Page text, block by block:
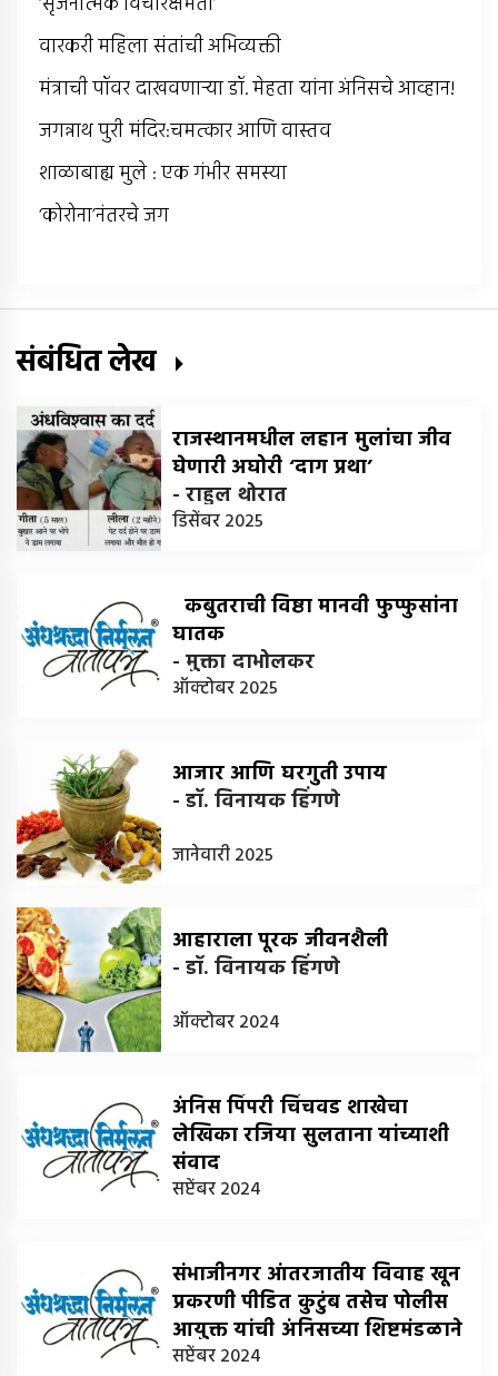
वारकरी महिला संतांची अभिव्यक्ती
मंत्राची पॉवर दाखवणार्‍या डॉ. मेहता यांना अंनिसचे आव्हान!
जगन्नाथ पुरी मंदिर:चमत्कार आणि वास्तव
शाळाबाह्य मुले : एक गंभीर समस्या
‘कोरोना’नंतरचे जग
संबंधित लेख
राजस्थानमधील लहान मुलांचा जीव
घेणारी अघोरी ‘दाग प्रथा’
-राहुल थोरात
डिसेंबर 2025
कबुतराची विष्ठा मानवी फुप्फुसांना
घातक
-मुक्ता दाभोलकर
ऑक्टोबर 2025
आजार आणि घरगुती उपाय
-डॉ. विनायक हिंगणे
जानेवारी 2025
आहाराला पूरक जीवनशैली
-डॉ. विनायक हिंगणे
ऑक्टोबर 2024
अंनिस पिंपरी चिंचवड शाखेचा
लेखिका रजिया सुलताना यांच्याशी
संवाद
-
सप्टेंबर 2024
संभाजीनगर आंतरजातीय विवाह खून
प्रकरणी पीडित कुटुंब तसेच पोलीस
आयुक्त यांची अंनिसच्या शिष्टमंडळाने
घेतली भेट!
सप्टेंबर 2024